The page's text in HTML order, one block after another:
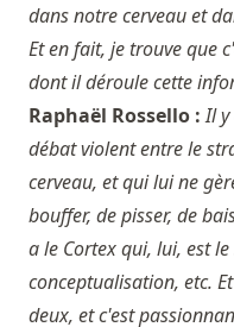
dans notre cerveau et
Et en fait, je trouve que
dont il déroule cette
Raphaël Rossello :Il y
débat violent entre le
cerveau, et qui lui ne
bouffer, de pisser, de
a le Cortex qui, lui, est
conceptualisation, etc.
deux, et c'est